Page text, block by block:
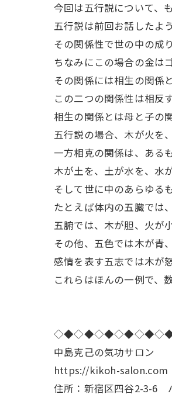
今回は五行説について、
五行説は前回お話したよ
その関係性で世の中の成
ちなみにこの場合の金は
その関係には相生の関係
この二つの関係性は相反
相生の関係とは母と子の
五行説の場合、木が火を
一方相克の関係は、ある
木が土を、土が水を、水
そして世に中のあらゆる
たとえば体内の五臓では
五腑では、木が胆、火が
その他、五色では木が青
感情を表す五志では木が
これらはほんの一例で、
中島克己の気功サロン
https://kikoh-salon.com
住所：新宿区四谷2-3-6